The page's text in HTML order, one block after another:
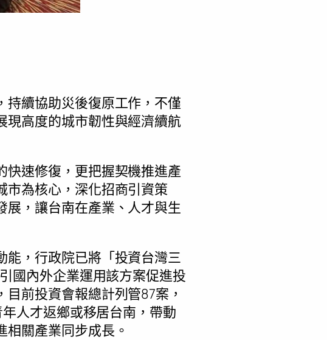
持續協助災後復原工作，不僅
現高度的城市韌性與經濟續航
快速修復，更把握契機推進產
市為核心，深化招商引資策
展，讓台南在產業、人才與生
能，行政院已將「投資台灣三
國內外企業運用該方案促進投
前投資會報總計列管87案，
人才返鄉或移居台南，帶動
關產業同步成長。